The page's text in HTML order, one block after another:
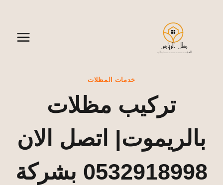
خدمات المظلات
تركيب مظلات
بالريموت| اتصل الان
0532918998 بشركة